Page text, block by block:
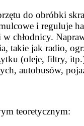
do obróbki
i reguluje
chłodnicy.
takie jak radio,
(oleje, filtry,
autobusów,
teoretycznym: